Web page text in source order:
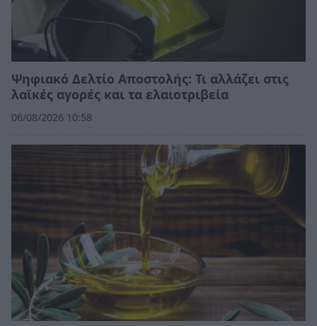
Ψηφιακό Δελτίο Αποστολής: Τι αλλάζει στις
λαϊκές αγορές και τα ελαιοτριβεία
06/08/2026 10:58